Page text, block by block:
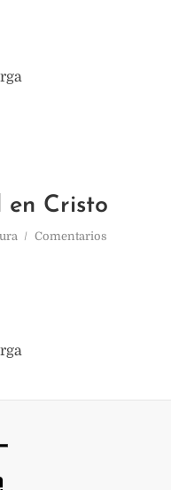
en Cristo
Comentarios